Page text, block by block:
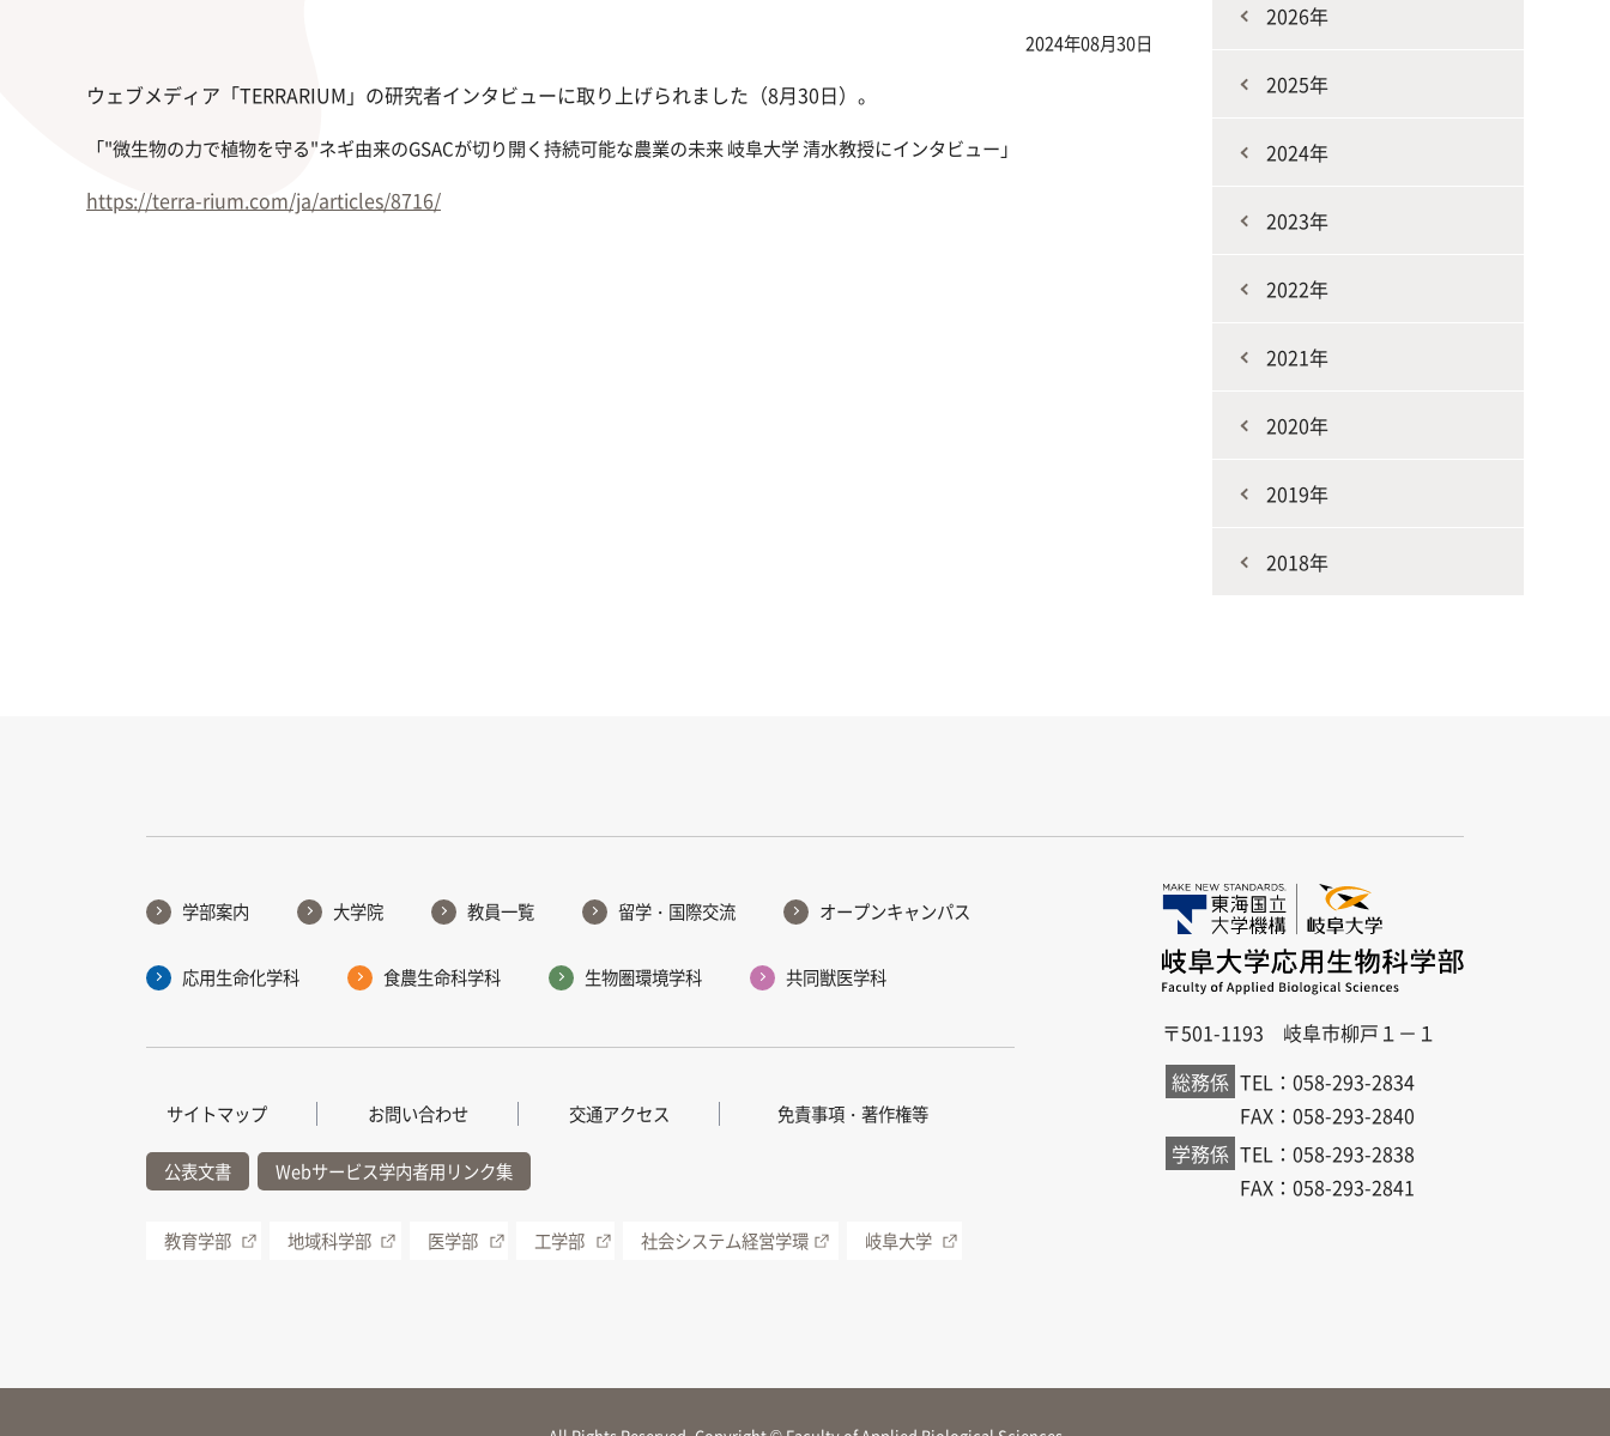
旧課程・コースはこちら 応用生命科学課程 生産環境科学課程
2024年08月30日
ウェブメディア「TERRARIUM」の研究者インタビューに取り上げられました（8月30日）。
「"微生物の力で植物を守る"ネギ由来のGSACが切り開く持続可能な農業の未来 岐阜大学 清水教授にインタビュー」
https://terra-rium.com/ja/articles/8716/
2026年
2025年
2024年
2023年
2022年
2021年
2020年
2019年
2018年
学部案内 大学院 教員一覧 留学・国際交流 オープンキャンパス
応用生命化学科 食農生命科学科 生物圏環境学科 共同獣医学科
サイトマップ お問い合わせ 交通アクセス 免責事項・著作権等
公表文書 Webサービス学内者用リンク集
教育学部 地域科学部 医学部 工学部 社会システム経営学環 岐阜大学
〒501-1193 岐阜市柳戸１－１
総務係 TEL：058-293-2834
FAX：058-293-2840
学務係 TEL：058-293-2838
FAX：058-293-2841